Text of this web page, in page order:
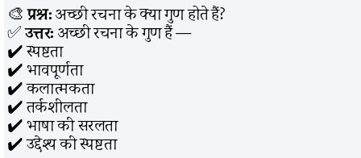
🎨प्रश्न:अच्छी रचना के क्या गुण होते हैं?
✅उत्तर:अच्छी रचना के गुण हैं —
✔️ स्पष्टता
✔️ भावपूर्णता
✔️ कलात्मकता
✔️ तर्कशीलता
✔️ भाषा की सरलता
✔️ उद्देश्य की स्पष्टता